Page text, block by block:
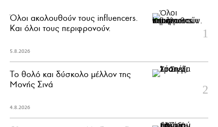
Όλοι ακολουθούν τους influencers.
Και όλοι τους περιφρονούν.
5.8.2026
Το θολό και δύσκολο μέλλον της
Μονής Σινά
4.8.2026